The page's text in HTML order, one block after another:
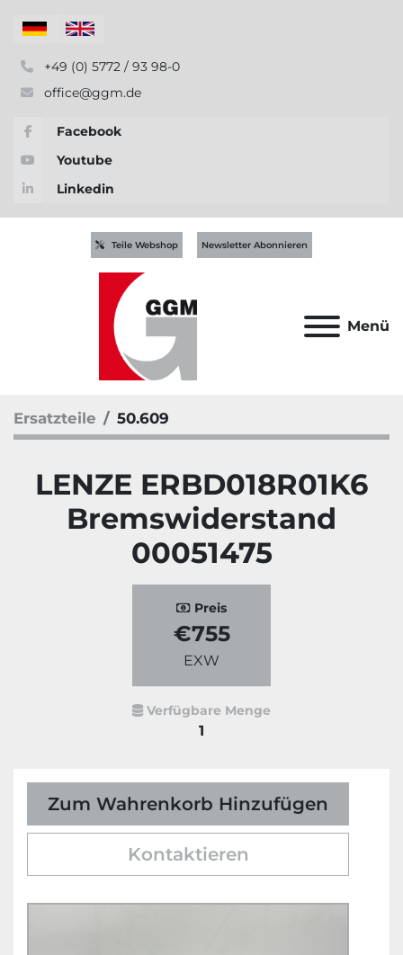
+49 (0) 5772 / 93 98-0
office@ggm.de
Facebook
Youtube
Linkedin
Menü
Teile Webshop Newsletter Abonnieren
Ersatzteile 50.609
LENZE ERBD018R01K6
Bremswiderstand
00051475
Preis
€755
EXW
Verfügbare Menge
1
Zum Wahrenkorb Hinzufügen
Kontaktieren